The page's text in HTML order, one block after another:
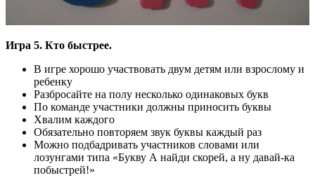
Игра 5. Кто быстрее.
В игре хорошо участвовать двум детям или взрослому и
ребенку
Разбросайте на полу несколько одинаковых букв
По команде участники должны приносить буквы
Хвалим каждого
Обязательно повторяем звук буквы каждый раз
Можно подбадривать участников словами или
лозунгами типа «Букву А найди скорей, а ну давай-ка
побыстрей!»